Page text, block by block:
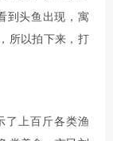
到头鱼出现，寓
所以拍下来，打
了上百斤各类渔